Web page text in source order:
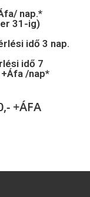
nap.*
31-ig)
idő 3 nap.
idő 7
/nap*
+ÁFA